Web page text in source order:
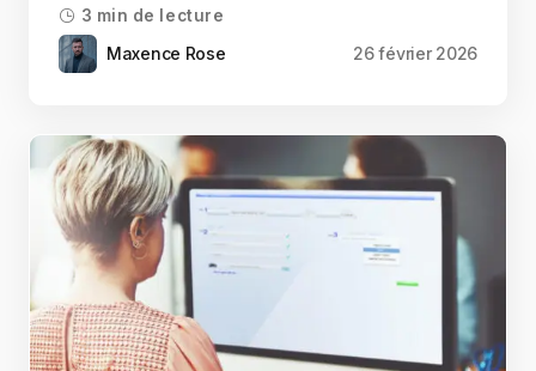
3 min de lecture
Maxence Rose 26 février 2026